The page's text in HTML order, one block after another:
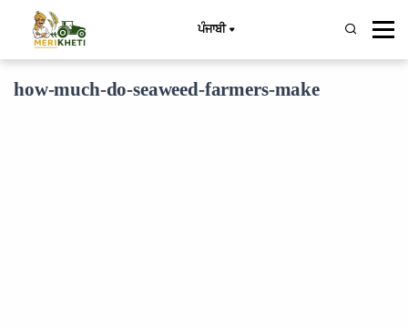
ਪੰਜਾਬੀ
how-much-do-seaweed-farmers-make